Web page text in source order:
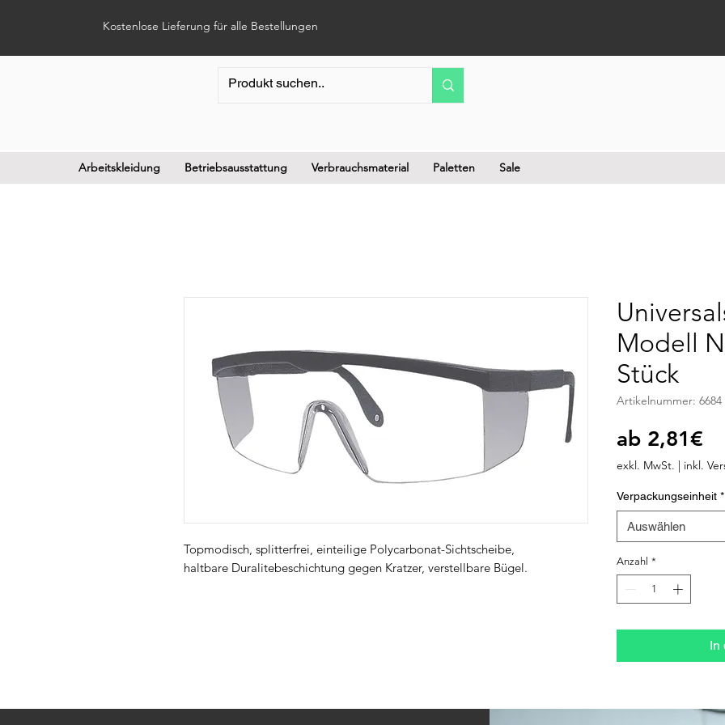
Kostenlose Lieferung für alle Bestellungen
Arbeitskleidung Betriebsausstattung Verbrauchsmaterial Paletten Sale
Topmodisch, splitterfrei, einteilige Polycarbonat-Sichtscheibe,
haltbare Duralitebeschichtung gegen Kratzer, verstellbare Bügel.
Modell
Stück
Artikelnummer: 6684
ab 2,81€
exkl. MwSt. | inkl.
Verpackungseinheit *
Auswählen
Anzahl *
In